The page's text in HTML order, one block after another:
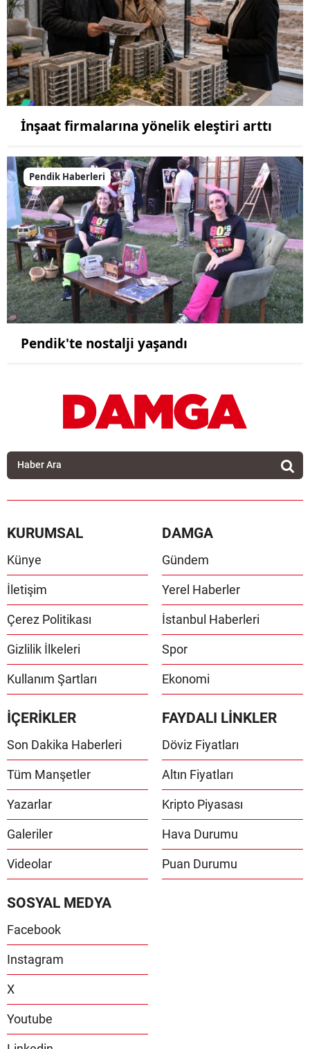
İnşaat firmalarına yönelik eleştiri arttı
Pendik Haberleri
Pendik'te nostalji yaşandı
KURUMSAL
Künye
İletişim
Çerez Politikası
Gizlilik İlkeleri
Kullanım Şartları
DAMGA
Gündem
Yerel Haberler
İstanbul Haberleri
Spor
Ekonomi
İÇERİKLER
Son Dakika Haberleri
Tüm Manşetler
Yazarlar
Galeriler
Videolar
FAYDALI LİNKLER
Döviz Fiyatları
Altın Fiyatları
Kripto Piyasası
Hava Durumu
Puan Durumu
SOSYAL MEDYA
Facebook
Instagram
X
Youtube